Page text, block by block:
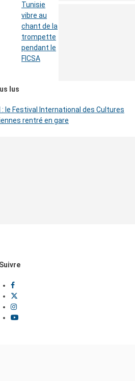
Tunisie
vibre au
chant de la
trompette
pendant le
FICSA
lus
: le Festival International des Cultures
rentré en gare